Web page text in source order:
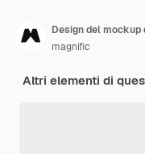
Design del mockup
magnific
Altri elementi di